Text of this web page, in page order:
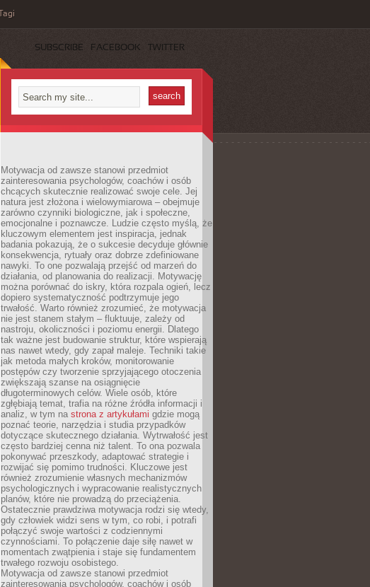
Tagi
SUBSCRIBE FACEBOOK TWITTER
Motywacja od zawsze stanowi przedmiot
zainteresowania psychologów, coachów i osób
chcących skutecznie realizować swoje cele. Jej
natura jest złożona i wielowymiarowa – obejmuje
zarówno czynniki biologiczne, jak i społeczne,
emocjonalne i poznawcze. Ludzie często myślą, że
kluczowym elementem jest inspiracja, jednak
badania pokazują, że o sukcesie decyduje głównie
konsekwencja, rytuały oraz dobrze zdefiniowane
nawyki. To one pozwalają przejść od marzeń do
działania, od planowania do realizacji. Motywację
można porównać do iskry, która rozpala ogień, lecz
dopiero systematyczność podtrzymuje jego
trwałość. Warto również zrozumieć, że motywacja
nie jest stanem stałym – fluktuuje, zależy od
nastroju, okoliczności i poziomu energii. Dlatego
tak ważne jest budowanie struktur, które wspierają
nas nawet wtedy, gdy zapał maleje. Techniki takie
jak metoda małych kroków, monitorowanie
postępów czy tworzenie sprzyjającego otoczenia
zwiększają szanse na osiągnięcie
długoterminowych celów. Wiele osób, które
zgłębiają temat, trafia na różne źródła informacji i
analiz, w tym na strona z artykułami gdzie mogą
poznać teorie, narzędzia i studia przypadków
dotyczące skutecznego działania. Wytrwałość jest
często bardziej cenna niż talent. To ona pozwala
pokonywać przeszkody, adaptować strategie i
rozwijać się pomimo trudności. Kluczowe jest
również zrozumienie własnych mechanizmów
psychologicznych i wypracowanie realistycznych
planów, które nie prowadzą do przeciążenia.
Ostatecznie prawdziwa motywacja rodzi się wtedy,
gdy człowiek widzi sens w tym, co robi, i potrafi
połączyć swoje wartości z codziennymi
czynnościami. To połączenie daje siłę nawet w
momentach zwątpienia i staje się fundamentem
trwałego rozwoju osobistego.
Motywacja od zawsze stanowi przedmiot
zainteresowania psychologów, coachów i osób